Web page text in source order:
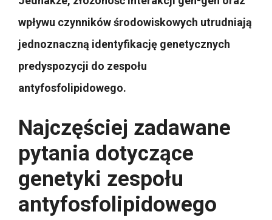
wpływu czynników środowiskowych utrudniają
jednoznaczną identyfikację genetycznych
predyspozycji do zespołu
antyfosfolipidowego.
Najczęściej zadawane
pytania dotyczące
genetyki zespołu
antyfosfolipidowego